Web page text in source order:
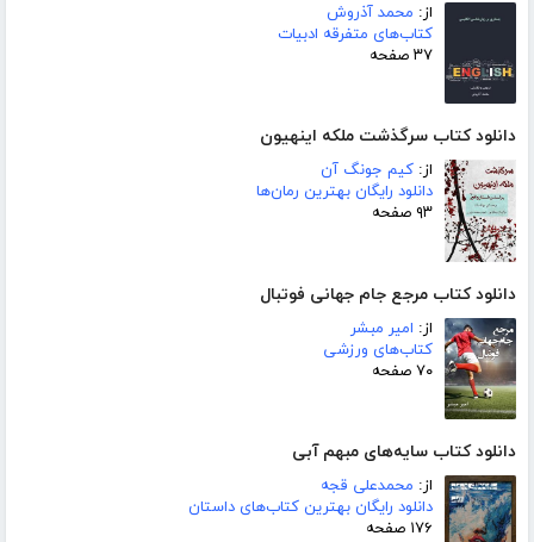
از: محمد آذروش
کتاب‌های متفرقه ادبیات
۳۷ صفحه
دانلود کتاب سرگذشت ملکه اینهیون
از: کیم جونگ آن
دانلود رایگان بهترین رمان‌ها
۹۳ صفحه
دانلود کتاب مرجع جام جهانی فوتبال
از: امیر مبشر
کتاب‌های ورزشی
۷۰ صفحه
دانلود کتاب سایه‌های مبهم آبی
از: محمدعلی قجه
دانلود رایگان بهترین کتاب‌های داستان
۱۷۶ صفحه